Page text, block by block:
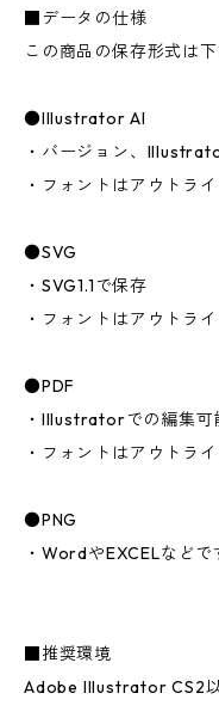
■データの仕様
この商品の保存形式は下
●Illustrator AI
・バージョン、
・フォントはアウトラ
●SVG
・SVG1.1で保存
・フォントはアウトラ
●PDF
・Illustratorでの編集可
・フォントはアウトラ
●PNG
・WordやEXCELなどで
■推奨環境
Adobe Illustrator CS2